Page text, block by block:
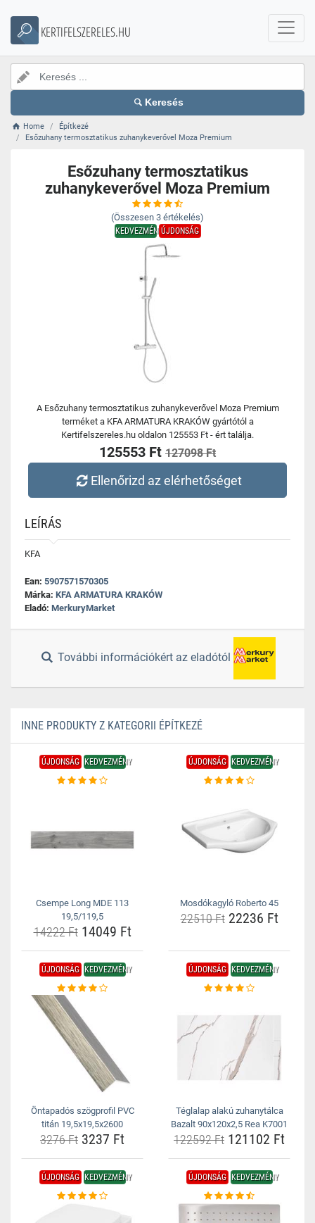
KERTIFELSZERELES.HU
Keresés
Home
Építkezé
Esőzuhany termosztatikus zuhanykeverővel Moza Premium
Esőzuhany termosztatikus
zuhanykeverővel Moza Premium
(Összesen 3 értékelés)
KEDVEZMÉNYÚJDONSÁG
A Esőzuhany termosztatikus zuhanykeverővel Moza Premium
terméket a KFA ARMATURA KRAKÓW gyártótól a
Kertifelszereles.hu oldalon 125553 Ft - ért találja.
125553 Ft 127098 Ft
Ellenőrizd az elérhetőséget
LEÍRÁS
KFA
Ean: 5907571570305
Márka: KFA ARMATURA KRAKÓW
Eladó: MerkuryMarket
További információkért az eladótól
INNE PRODUKTY Z KATEGORII ÉPÍTKEZÉ
ÚJDONSÁG KEDVEZMÉNY
Csempe Long MDE 113
19,5/119,5
14222 Ft14049 Ft
ÚJDONSÁG KEDVEZMÉNY
Mosdókagyló Roberto 45
22510 Ft22236 Ft
ÚJDONSÁG KEDVEZMÉNY
Öntapadós szögprofil PVC
titán 19,5x19,5x2600
3276 Ft 3237 Ft
ÚJDONSÁG KEDVEZMÉNY
Téglalap alakú zuhanytálca
Bazalt 90x120x2,5 Rea K7001
122592 Ft 121102 Ft
ÚJDONSÁG KEDVEZMÉNY ÚJDONSÁG KEDVEZMÉNY